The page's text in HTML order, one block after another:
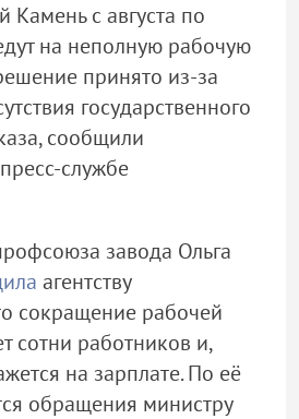
Камень с августа по
на неполную рабочую
принято из-за
государственного
сообщили
службе
завода Ольга
агентству
сокращение рабочей
сотни работников и,
на зарплате. По её
обращения министру